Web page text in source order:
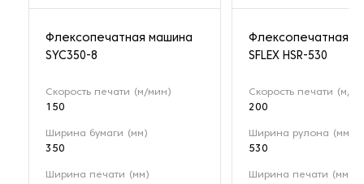
Флексопечатная машина
SYC350-8
Скорость печати (м/мин)
150
Ширина бумаги (мм)
350
Ширина печати (мм)
Флексопечатная
SFLEX HSR-530
Скорость печати (м/
200
Ширина рулона (мм)
530
Ширина печати (мм)